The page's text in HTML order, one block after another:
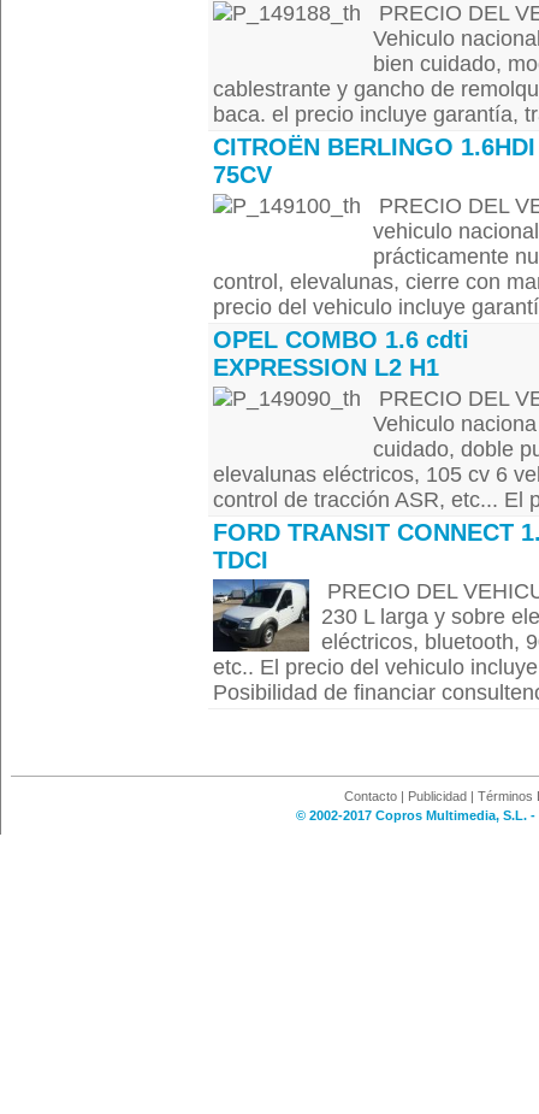
PRECIO DEL
Vehiculo
bien cuidado,
cablestrante y gancho de
baca. el precio incluye garantía,
CITROËN BERLINGO 1.6HDI
75CV
PRECIO DEL
vehiculo
prácticamente
control, elevalunas, cierre con
precio del vehiculo incluye
OPEL COMBO 1.6 cdti
EXPRESSION L2 H1
PRECIO DEL
Vehiculo
cuidado, doble
elevalunas eléctricos, 105 cv 6
control de tracción ASR, etc... El
FORD TRANSIT CONNECT
TDCI
PRECIO DEL
230 L larga y sobre
eléctricos, bluetooth,
etc.. El precio del vehiculo
Posibilidad de financiar
Contacto | Publicidad | Términos
© 2002-2017 Copros Multimedia, S.L.